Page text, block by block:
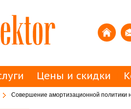
Цены и скидки
Совершение амортизационной